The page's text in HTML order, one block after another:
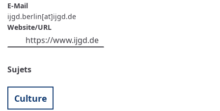
E-Mail
ijgd.berlin[at]ijgd.de
Website/URL
https://www.ijgd.de
Sujets
Culture